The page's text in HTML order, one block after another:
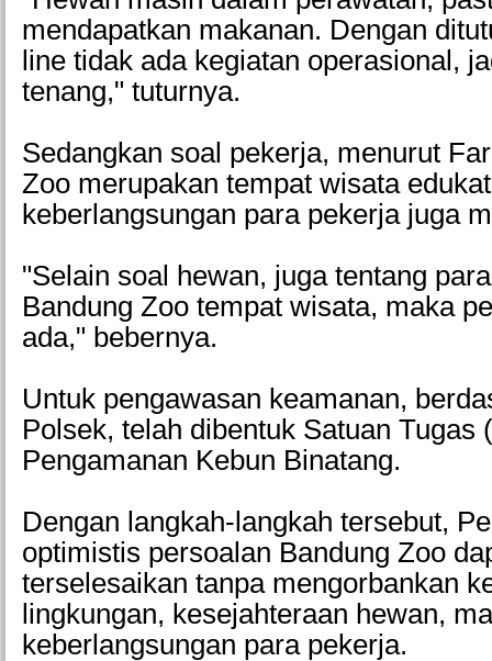
mendapatkan makanan. Dengan
line tidak ada kegiatan operasional,
tenang," tuturnya.
Sedangkan soal pekerja, menurut
Zoo merupakan tempat wisata
keberlangsungan para pekerja juga
"Selain soal hewan, juga tentang
Bandung Zoo tempat wisata, maka
ada," bebernya.
Untuk pengawasan keamanan,
Polsek, telah dibentuk Satuan Tugas
Pengamanan Kebun Binatang.
Dengan langkah-langkah tersebut,
optimistis persoalan Bandung Zoo
terselesaikan tanpa mengorbankan
lingkungan, kesejahteraan hewan,
keberlangsungan para pekerja.